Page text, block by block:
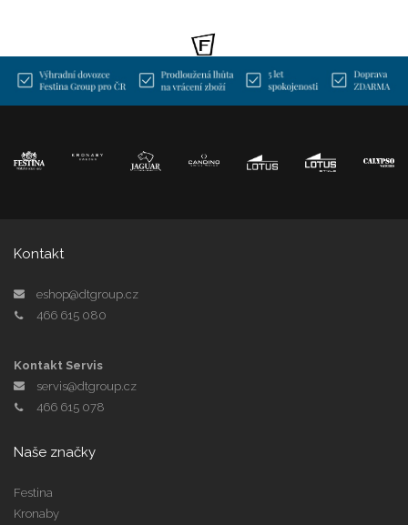
Kontakt
eshop@dtgroup.cz
466 615 080
Kontakt Servis
servis@dtgroup.cz
466 615 078
Naše značky
Festina
Kronaby